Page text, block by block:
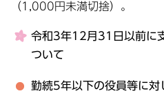
（1,000円未満切捨）。
令和3年12月31日以前に
ついて
勤続5年以下の役員等に対